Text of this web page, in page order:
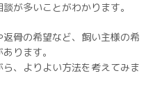
が多いことがわかります。
骨の希望など、飼い主様の希
ります。
、よりよい方法を考えてみま